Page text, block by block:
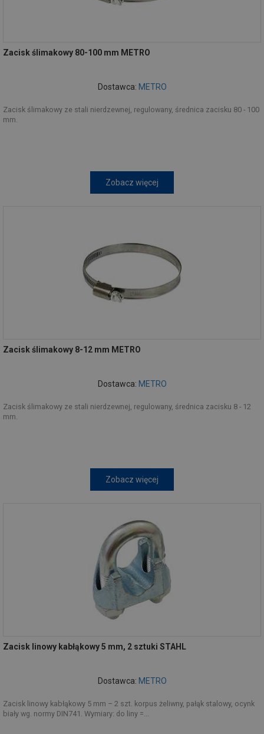
Zacisk ślimakowy 80-100 mm METRO
Dostawca: METRO
Zacisk ślimakowy ze stali nierdzewnej, regulowany, średnica zacisku 80 - 100
mm.
Zobacz więcej
Zacisk ślimakowy 8-12 mm METRO
Dostawca: METRO
Zacisk ślimakowy ze stali nierdzewnej, regulowany, średnica zacisku 8 - 12
mm.
Zobacz więcej
Zacisk linowy kabłąkowy 5 mm, 2 sztuki STAHL
Dostawca: METRO
Zacisk linowy kabłąkowy 5 mm – 2 szt. korpus żeliwny, pałąk stalowy, ocynk
biały wg. normy DIN741. Wymiary: do liny =...